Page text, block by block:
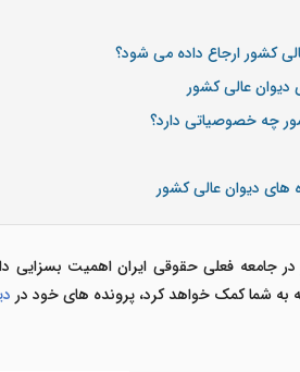
کشور ارجاع داده می شود؟
عالی کشور
چه خصوصیاتی دارد؟
های دیوان عالی کشور
در جامعه فعلی حقوقی ایران اهمیت بسزایی
به شما کمک خواهد کرد، پرونده های خود در